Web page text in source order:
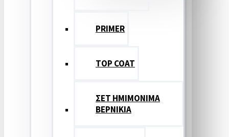
PRIMER
TOP COAT
ΣΕΤ ΗΜΙΜΟΝΙΜΑ
ΒΕΡΝΙΚΙΑ